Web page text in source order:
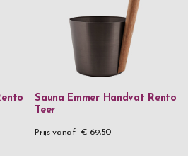
Sauna Emmer Handvat Rento
Teer
Prijs vanaf € 69,50